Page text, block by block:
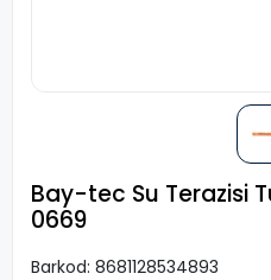
Bay-tec Su Terazisi
0669
Barkod: 8681128534893